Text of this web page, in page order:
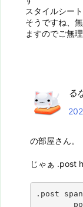
スタイルシー
そうですね、
ますのでご無
る
の部屋さん。
じゃぁ .post
.post